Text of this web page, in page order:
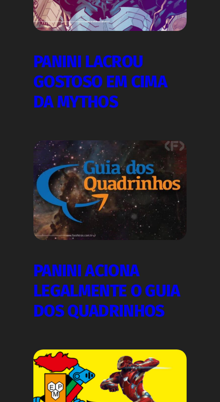
PANINI LACROU
GOSTOSO EM CIMA
DA MYTHOS
PANINI ACIONA
LEGALMENTE O GUIA
DOS QUADRINHOS